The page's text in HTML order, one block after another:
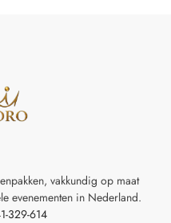
vakkundig op maat
evenementen in Nederland.
329-614